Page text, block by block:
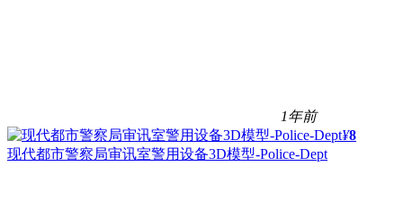
1年前
¥8
现代都市警察局审讯室警用设备3D模型-Police-Dept